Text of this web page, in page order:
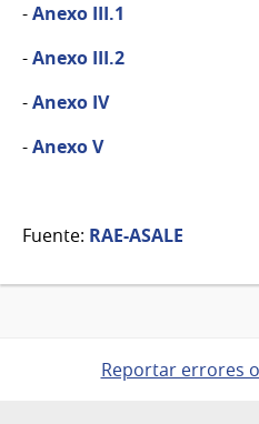
-Anexo III.1
-Anexo III.2
-Anexo IV
-Anexo V
Fuente: RAE-ASALE
Reportar errores